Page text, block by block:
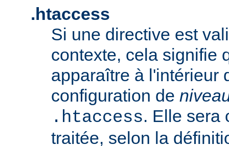
.htaccess
Si une directive est
contexte, cela signifie
apparaître à l'intérieur
configuration de
.htaccess. Elle sera
traitée, selon la